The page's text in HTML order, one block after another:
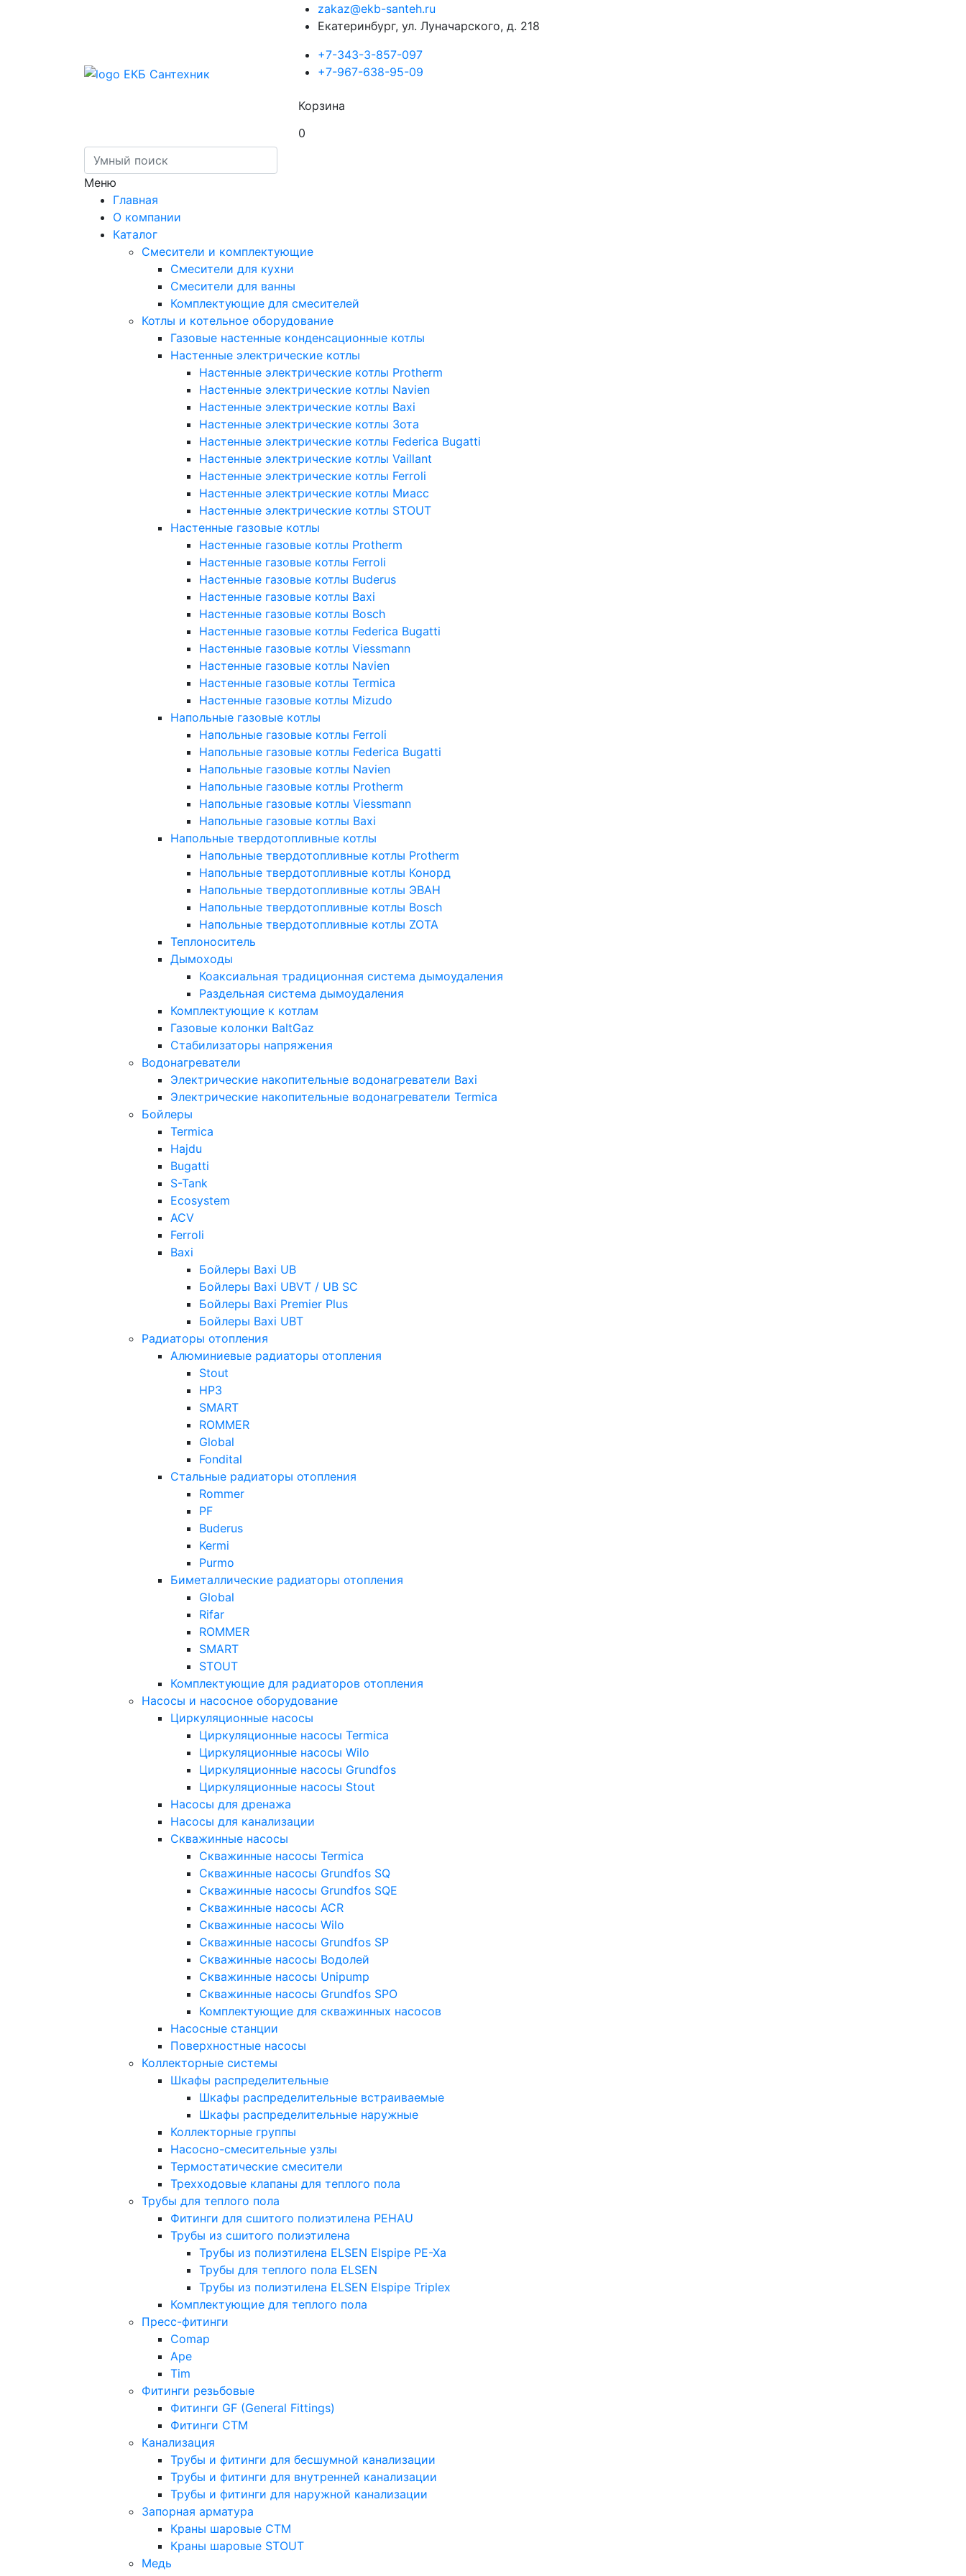
zakaz@ekb-santeh.ru
Екатеринбург, ул. Луначарского, д. 218
+7-343-3-857-097
+7-967-638-95-09
Корзина
0
Меню
Главная
О компании
Каталог
Смесители и комплектующие
Смесители для кухни
Смесители для ванны
Комплектующие для смесителей
Котлы и котельное оборудование
Газовые настенные конденсационные котлы
Настенные электрические котлы
Настенные электрические котлы Protherm
Настенные электрические котлы Navien
Настенные электрические котлы Baxi
Настенные электрические котлы Зота
Настенные электрические котлы Federica Bugatti
Настенные электрические котлы Vaillant
Настенные электрические котлы Ferroli
Настенные электрические котлы Миасс
Настенные электрические котлы STOUT
Настенные газовые котлы
Настенные газовые котлы Protherm
Настенные газовые котлы Ferroli
Настенные газовые котлы Buderus
Настенные газовые котлы Baxi
Настенные газовые котлы Bosch
Настенные газовые котлы Federica Bugatti
Настенные газовые котлы Viessmann
Настенные газовые котлы Navien
Настенные газовые котлы Termica
Настенные газовые котлы Mizudo
Напольные газовые котлы
Напольные газовые котлы Ferroli
Напольные газовые котлы Federica Bugatti
Напольные газовые котлы Navien
Напольные газовые котлы Protherm
Напольные газовые котлы Viessmann
Напольные газовые котлы Baxi
Напольные твердотопливные котлы
Напольные твердотопливные котлы Protherm
Напольные твердотопливные котлы Конорд
Напольные твердотопливные котлы ЭВАН
Напольные твердотопливные котлы Bosch
Напольные твердотопливные котлы ZOTA
Теплоноситель
Дымоходы
Коаксиальная традиционная система дымоудаления
Раздельная система дымоудаления
Комплектующие к котлам
Газовые колонки BaltGaz
Стабилизаторы напряжения
Водонагреватели
Электрические накопительные водонагреватели Baxi
Электрические накопительные водонагреватели Termica
Бойлеры
Termica
Hajdu
Bugatti
S-Tank
Ecosystem
ACV
Ferroli
Baxi
Бойлеры Baxi UB
Бойлеры Baxi UBVT / UB SC
Бойлеры Baxi Premier Plus
Бойлеры Baxi UBT
Радиаторы отопления
Алюминиевые радиаторы отопления
Stout
НРЗ
SMART
ROMMER
Global
Fondital
Стальные радиаторы отопления
Rommer
PF
Buderus
Kermi
Purmo
Биметаллические радиаторы отопления
Global
Rifar
ROMMER
SMART
STOUT
Комплектующие для радиаторов отопления
Насосы и насосное оборудование
Циркуляционные насосы
Циркуляционные насосы Termica
Циркуляционные насосы Wilo
Циркуляционные насосы Grundfos
Циркуляционные насосы Stout
Насосы для дренажа
Насосы для канализации
Скважинные насосы
Скважинные насосы Termica
Скважинные насосы Grundfos SQ
Скважинные насосы Grundfos SQE
Скважинные насосы ACR
Скважинные насосы Wilo
Скважинные насосы Grundfos SP
Скважинные насосы Водолей
Скважинные насосы Unipump
Скважинные насосы Grundfos SPO
Комплектующие для скважинных насосов
Насосные станции
Поверхностные насосы
Коллекторные системы
Шкафы распределительные
Шкафы распределительные встраиваемые
Шкафы распределительные наружные
Коллекторные группы
Насосно-смесительные узлы
Термостатические смесители
Трехходовые клапаны для теплого пола
Трубы для теплого пола
Фитинги для сшитого полиэтилена PEHAU
Трубы из сшитого полиэтилена
Трубы из полиэтилена ELSEN Elspipe PE-Xa
Трубы для теплого пола ELSEN
Трубы из полиэтилена ELSEN Elspipe Triplex
Комплектующие для теплого пола
Пресс-фитинги
Comap
Ape
Tim
Фитинги резьбовые
Фитинги GF (General Fittings)
Фитинги CTM
Канализация
Трубы и фитинги для бесшумной канализации
Трубы и фитинги для внутренней канализации
Трубы и фитинги для наружной канализации
Запорная арматура
Краны шаровые СТМ
Краны шаровые STOUT
Медь